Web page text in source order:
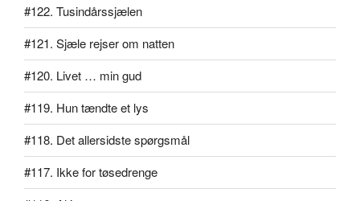
#122. Tusindårssjælen
#121. Sjæle rejser om natten
#120. Livet … min gud
#119. Hun tændte et lys
#118. Det allersidste spørgsmål
#117. Ikke for tøsedrenge